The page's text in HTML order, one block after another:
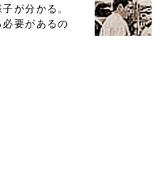
が分かる。
要があるの